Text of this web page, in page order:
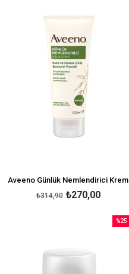
Aveeno Günlük Nemlendirici Krem
₺270,00
₺314,90
%25